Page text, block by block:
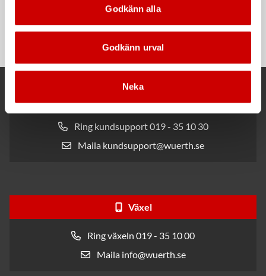
Godkänn alla
Godkänn urval
Neka
Rengöringsduk Wetmax
För snabb och effektiv rengöring
Cyanoakrylatlim för limning av
metall-, plast- och gummidetaljer.
Ring kundsupport 019 - 35 10 30
Maila kundsupport@wuerth.se
Växel
Ring växeln 019 - 35 10 00
Maila info@wuerth.se